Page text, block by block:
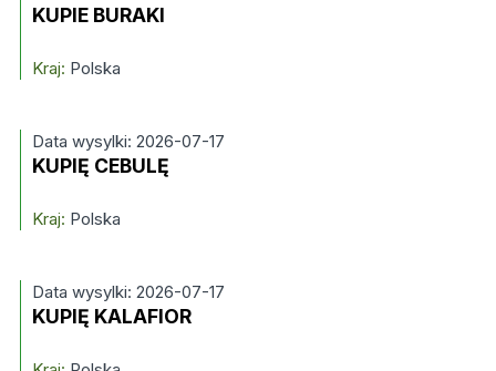
KUPIE BURAKI
Kraj: Polska
Data wysylki: 2026-07-17
KUPIĘ CEBULĘ
Kraj: Polska
Data wysylki: 2026-07-17
KUPIĘ KALAFIOR